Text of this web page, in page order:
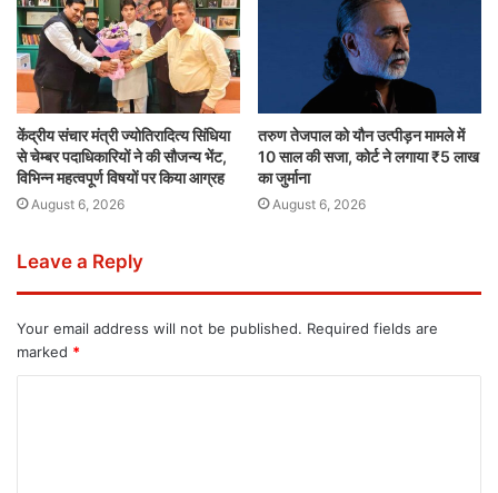
केंद्रीय संचार मंत्री ज्योतिरादित्य सिंधिया
से चेम्बर पदाधिकारियों ने की सौजन्य भेंट,
विभिन्न महत्वपूर्ण विषयों पर किया आग्रह
August 6, 2026
तरुण तेजपाल को यौन उत्पीड़न मामले में
10 साल की सजा, कोर्ट ने लगाया ₹5 लाख
का जुर्माना
August 6, 2026
Leave a Reply
Your email address will not be published. Required fields are
marked *